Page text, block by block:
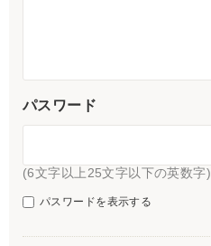
パスワード
(6文字以上25文字以下の英数字)
パスワードを表示する